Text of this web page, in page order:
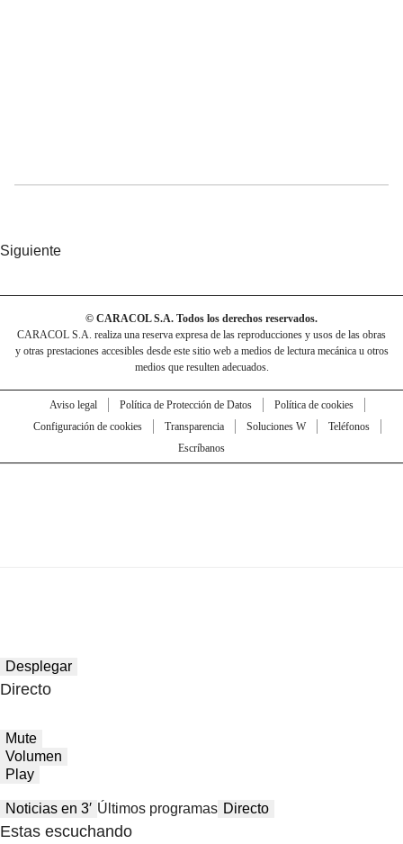
Siguiente
© CARACOL S.A. Todos los derechos reservados.
CARACOL S.A. realiza una reserva expresa de las reproducciones y usos de las obras
y otras prestaciones accesibles desde este sitio web a medios de lectura mecánica u otros
medios que resulten adecuados.
Aviso legal Política de Protección de Datos
Política de cookies
Configuración de cookies
Transparencia Soluciones W
Teléfonos
Escríbanos
Desplegar
Directo
Mute
Volumen
Play
Noticias en 3′ Últimos programas Directo
Estas escuchando